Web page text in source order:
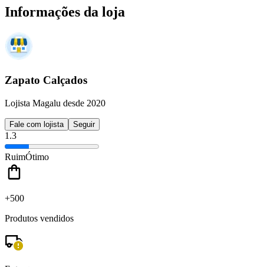
Informações da loja
Zapato Calçados
Lojista Magalu desde 2020
Fale com lojista Seguir
1.3
RuimÓtimo
+500
Produtos vendidos